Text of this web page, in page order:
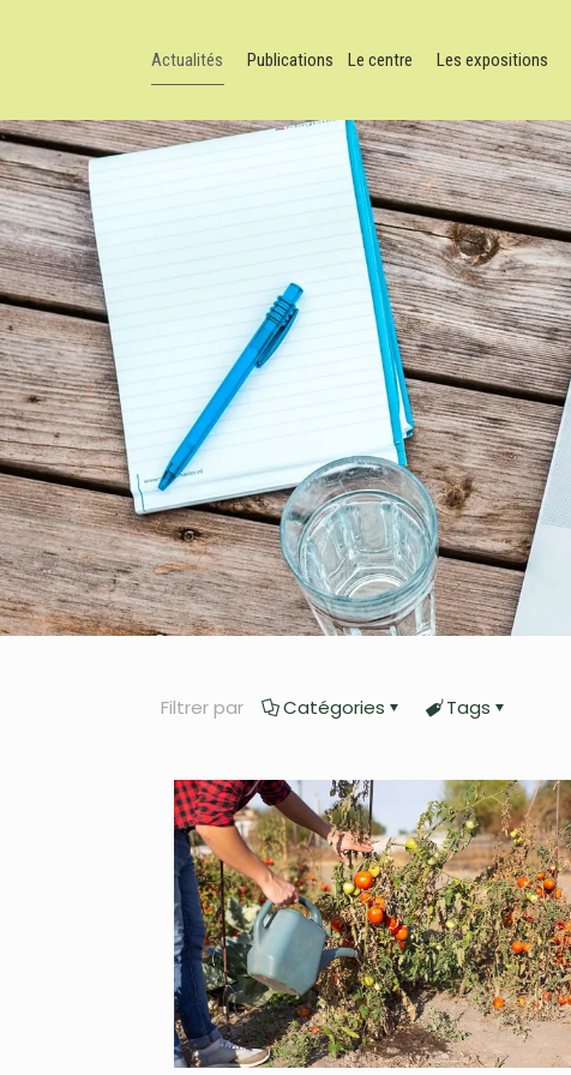
Actualités Publications Le centre Les expositions
Filtrer par Catégories Tags